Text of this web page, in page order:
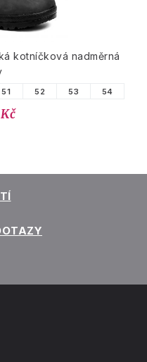
kotníčková nadměrná
51 52 53 54